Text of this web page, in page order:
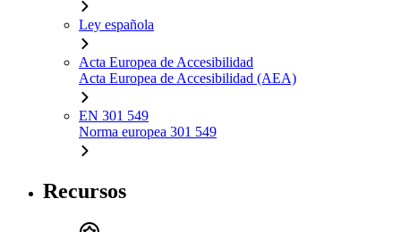
Ley española
Acta Europea de Accesibilidad
Acta Europea de Accesibilidad (AEA)
EN 301 549
Norma europea 301 549
Recursos